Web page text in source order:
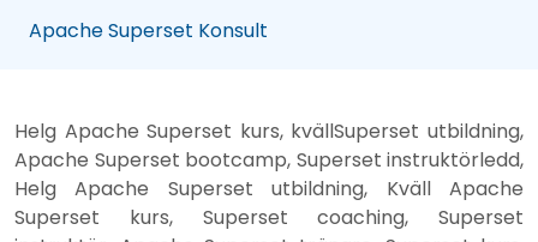
Apache Superset Konsult
Helg Apache Superset kurs, kvällSuperset utbildning,
Apache Superset bootcamp, Superset instruktörledd,
Helg Apache Superset utbildning, Kväll Apache
Superset kurs, Superset coaching, Superset